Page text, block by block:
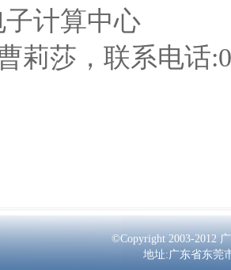
计算中心
莉莎，联系电话
©Copyright 2003-2012
地址:广东省东莞